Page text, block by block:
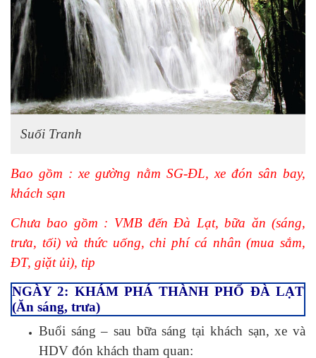
Suối Tranh
Bao gồm : xe gường nằm SG-ĐL, xe đón sân bay,
khách sạn
Chưa bao gồm : VMB đến Đà Lạt, bữa ăn (sáng,
trưa, tối) và thức uống, chi phí cá nhân (mua sắm,
ĐT, giặt ủi), tip
NGÀY 2: KHÁM PHÁ THÀNH PHỐ ĐÀ LẠT
(Ăn sáng, trưa)
Buổi sáng – sau bữa sáng tại khách sạn, xe và
HDV đón khách tham quan: